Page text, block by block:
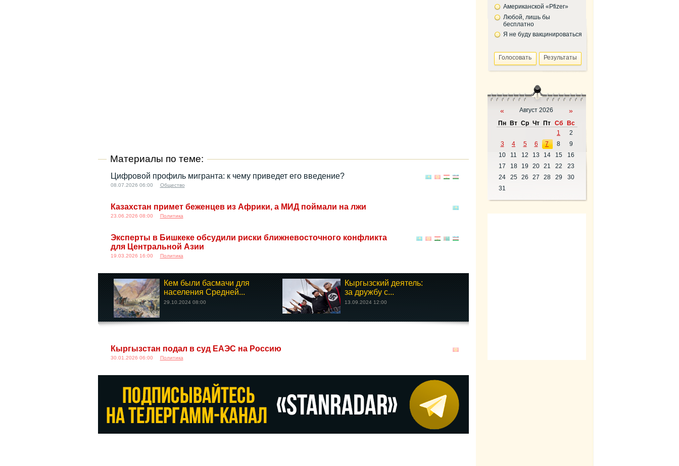
Материалы по теме:
Цифровой профиль мигранта: к чему приведет его введение?
08.07.2026 06:00 Общество
Казахстан примет беженцев из Африки, а МИД поймали на лжи
23.06.2026 08:00 Политика
Эксперты в Бишкеке обсудили риски ближневосточного конфликта
для Центральной Азии
19.03.2026 16:00 Политика
Кем были басмачи для
населения Средней...
29.10.2024 08:00
Кыргызский деятель:
за дружбу с...
13.09.2024 12:00
Кыргызстан подал в суд ЕАЭС на Россию
30.01.2026 06:00 Политика
Американской «Pfizer»
Любой, лишь бы
бесплатно
Я не буду вакцинироваться
« Август 2026 »
Пн Вт Ср Чт Пт Сб
Вс
1
2
3
4 5 6 7 8
9
10
11 12 13 14 15
16
17
18 19 20 21 22
23
24
25 26 27 28 29
30
31